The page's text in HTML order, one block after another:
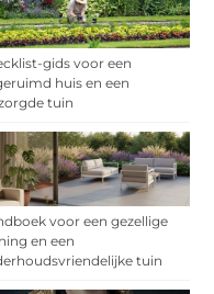
gids voor een
huis en een
tuin
voor een gezellige
en een
tuin